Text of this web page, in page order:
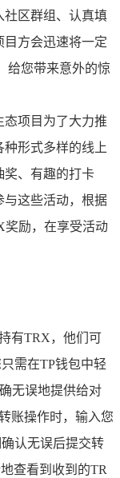
社区群组、认真填
目方会迅速将一定
给您带来意外的惊
态项目为了大力推
形式多样的线上
奖、有趣的打卡
与这些活动，根据
奖励，在享受活动
有TRX，他们可
需在TP钱包中轻
无误地提供给对
账操作时，输入您
认无误后提交转
查看到收到的TR